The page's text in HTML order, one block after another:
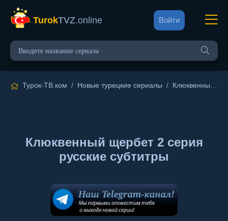
TurokTVZ.online Войти
Турок-ТВ.ком / Новые турецкие сериалы / Клюквенный щербет
Клюквенный щербет 2 серия
русские субтитры